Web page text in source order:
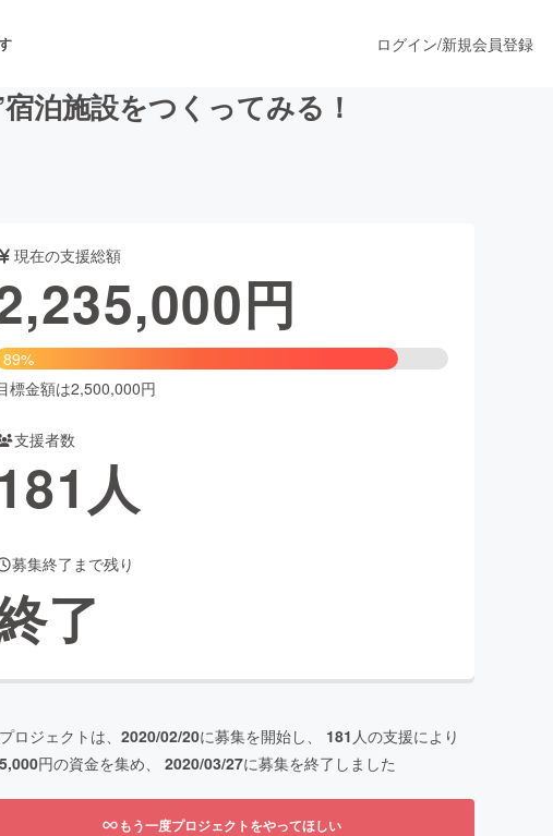
ンス
ファッション
ルスケア
ログイン/新規会員登録
泊施設をつくってみる！
現在の支援総額
円
89%
標金額は2,500,000円
支援者数
人
募集終了まで残り
了
ロジェクトは、 2020/02/20に募集を開始し、 181 人の支援により
円の資金を集め、 2020/03/27に募集を終了しました
もう一度プロジェクトをやってほしい